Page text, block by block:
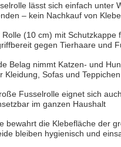
lässt sich einfach unter
– kein Nachkauf von
(10 cm) mit Schutzkappe
gegen Tierhaare und
Belag nimmt Katzen- und
Kleidung, Sofas und
Fusselrolle eignet sich
im ganzen Haushalt
bewahrt die Klebefläche der
bleiben hygienisch und